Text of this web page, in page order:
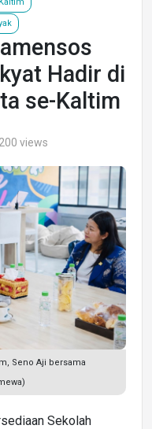
Hadir di
se-Kaltim
views
Seno Aji bersama
Sekolah